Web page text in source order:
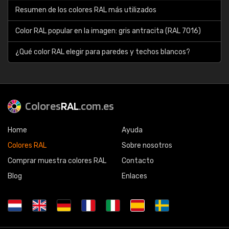
Resumen de los colores RAL más utilizados
Color RAL popular en la imagen: gris antracita (RAL 7016)
¿Qué color RAL elegir para paredes y techos blancos?
ColoresRAL.com.es
Home
Colores RAL
Comprar muestra colores RAL
Blog
Ayuda
Sobre nosotros
Contacto
Enlaces